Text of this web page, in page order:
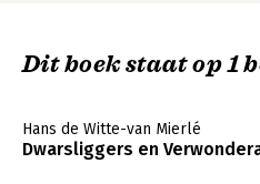
Dit boek staat op 1
Hans de Witte-van Mierlé
Dwarsliggers en